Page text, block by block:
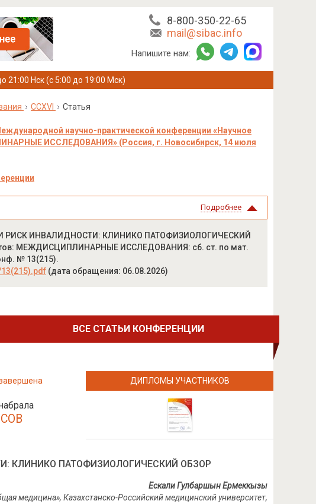
8-800-350-22-65
mail@sibac.info
Напишите нам:
21:00 Нск (с 5:00 до 19:00 Мск)
CCXVI Статья
научно-практической конференции «Научное
ИССЛЕДОВАНИЯ» (Россия, г. Новосибирск, 14 июля
Подробнее
РИСК ИНВАЛИДНОСТИ: КЛИНИКО ПАТОФИЗИОЛОГИЧЕСКИЙ
МЕЖДИСЦИПЛИНАРНЫЕ ИССЛЕДОВАНИЯ: сб. ст. по мат.
№ 13(215).
(дата обращения: 06.08.2026)
ВСЕ СТАТЬИ КОНФЕРЕНЦИИ
ДИПЛОМЫ УЧАСТНИКОВ
КЛИНИКО ПАТОФИЗИОЛОГИЧЕСКИЙ ОБЗОР
Ескали Гулбаршын Ермеккызы
медицина», Казахстанско-Российский медицинский университет,